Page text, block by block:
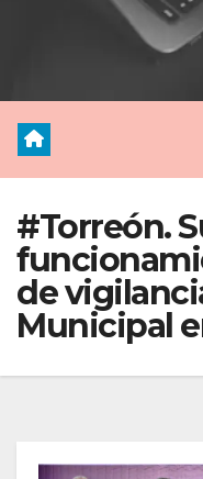
#Torreón.
de
Municipal